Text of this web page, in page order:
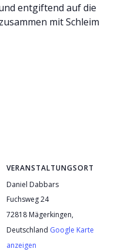
entgiftend auf die
mit Schleim
VERANSTALTUNGSORT
Daniel Dabbars
Fuchsweg 24
72818 Mägerkingen,
Deutschland Google Karte
anzeigen